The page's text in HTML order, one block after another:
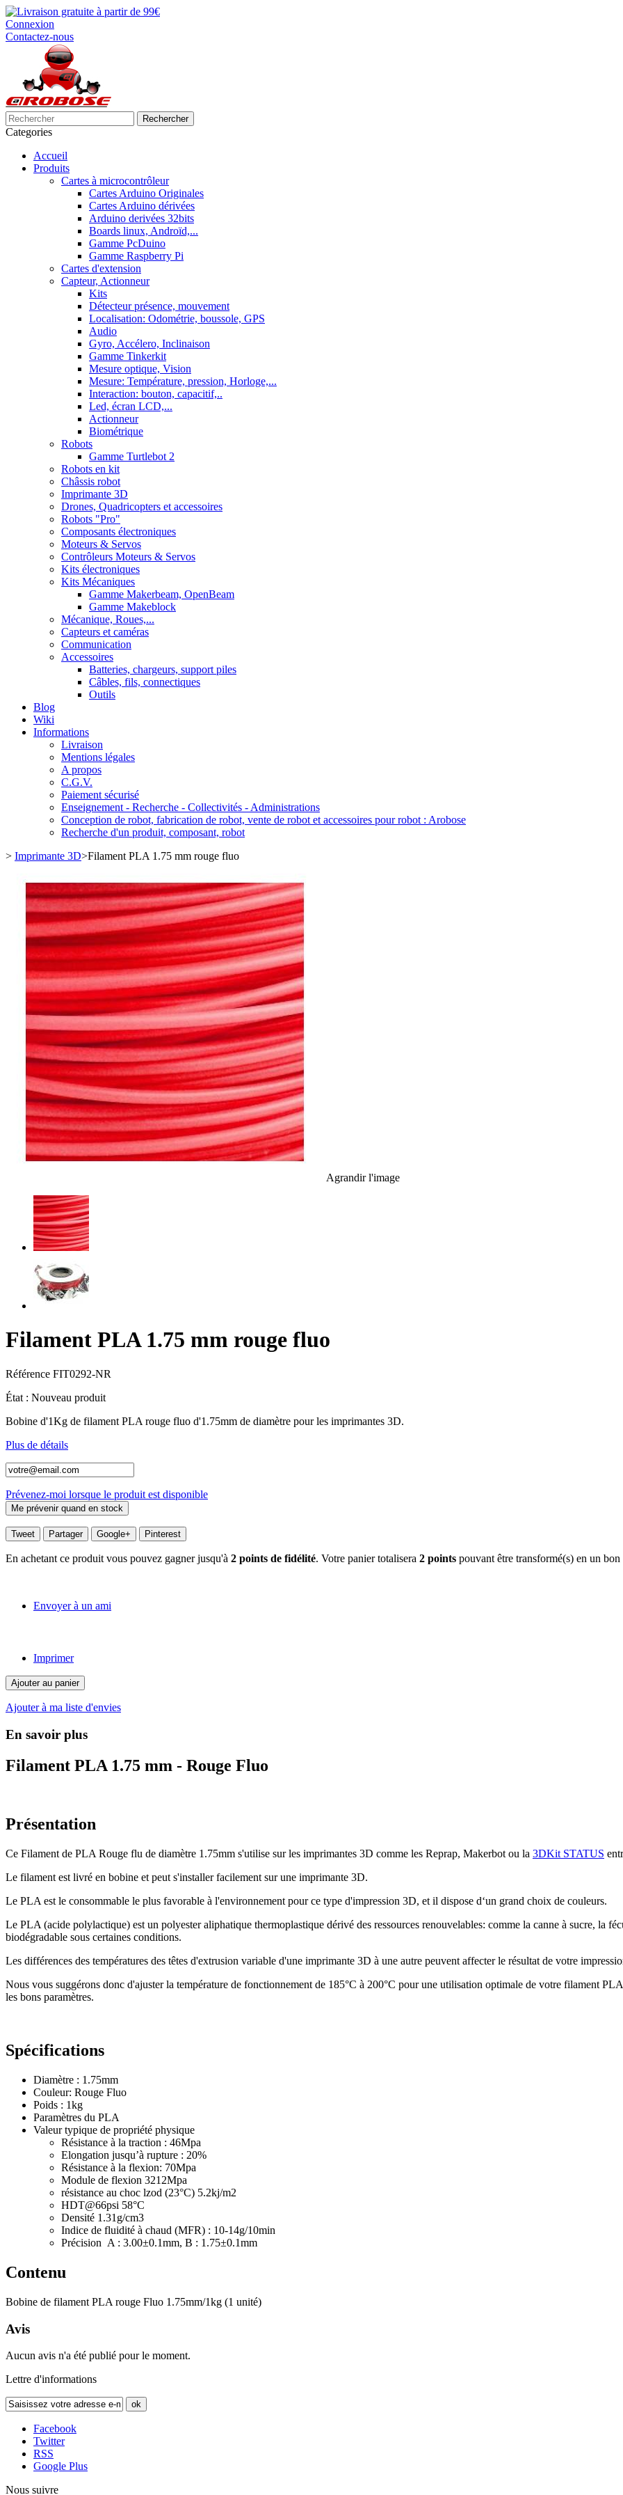
Connexion
Contactez-nous
Rechercher
Categories
Accueil
Produits
Cartes à microcontrôleur
Cartes Arduino Originales
Cartes Arduino dérivées
Arduino derivées 32bits
Boards linux, Androïd,...
Gamme PcDuino
Gamme Raspberry Pi
Cartes d'extension
Capteur, Actionneur
Kits
Détecteur présence, mouvement
Localisation: Odométrie, boussole, GPS
Audio
Gyro, Accélero, Inclinaison
Gamme Tinkerkit
Mesure optique, Vision
Mesure: Température, pression, Horloge,...
Interaction: bouton, capacitif,..
Led, écran LCD,...
Actionneur
Biométrique
Robots
Gamme Turtlebot 2
Robots en kit
Châssis robot
Imprimante 3D
Drones, Quadricopters et accessoires
Robots "Pro"
Composants électroniques
Moteurs & Servos
Contrôleurs Moteurs & Servos
Kits électroniques
Kits Mécaniques
Gamme Makerbeam, OpenBeam
Gamme Makeblock
Mécanique, Roues,...
Capteurs et caméras
Communication
Accessoires
Batteries, chargeurs, support piles
Câbles, fils, connectiques
Outils
Blog
Wiki
Informations
Livraison
Mentions légales
A propos
C.G.V.
Paiement sécurisé
Enseignement - Recherche - Collectivités - Administrations
Conception de robot, fabrication de robot, vente de robot et accessoires pour robot : Arobose
Recherche d'un produit, composant, robot
> Imprimante 3D>Filament PLA 1.75 mm rouge fluo
Agrandir l'image
Filament PLA 1.75 mm rouge fluo
Référence FIT0292-NR
État : Nouveau produit
Bobine d'1Kg de filament PLA rouge fluo d'1.75mm de diamètre pour les imprimantes 3D.
Plus de détails
Prévenez-moi lorsque le produit est disponible
Tweet Partager Google+ Pinterest
En achetant ce produit vous pouvez gagner jusqu'à 2 points de fidélité. Votre panier totalisera 2 points pouvant être transformé(s) en un
Envoyer à un ami
Imprimer
Ajouter au panier
Ajouter à ma liste d'envies
En savoir plus
Filament PLA 1.75 mm - Rouge Fluo
Présentation
Ce Filament de PLA Rouge flu de diamètre 1.75mm s'utilise sur les imprimantes 3D comme les Reprap, Makerbot ou la 3DKit STATUS
Le filament est livré en bobine et peut s'installer facilement sur une imprimante 3D.
Le PLA est le consommable le plus favorable à l'environnement pour ce type d'impression 3D, et il dispose d‘un grand choix de couleurs.
Le PLA (acide polylactique) est un polyester aliphatique thermoplastique dérivé des ressources renouvelables: comme la canne à sucre, la
biodégradable sous certaines conditions.
Les différences des températures des têtes d'extrusion variable d'une imprimante 3D à une autre peuvent affecter le résultat de votre
Nous vous suggérons donc d'ajuster la température de fonctionnement de 185°C à 200°C pour une utilisation optimale de votre filament
les bons paramètres.
Spécifications
Diamètre : 1.75mm
Couleur: Rouge Fluo
Poids : 1kg
Paramètres du PLA
Valeur typique de propriété physique
Résistance à la traction : 46Mpa
Elongation jusqu’à rupture : 20%
Résistance à la flexion: 70Mpa
Module de flexion 3212Mpa
résistance au choc lzod (23°C) 5.2kj/m2
HDT@66psi 58°C
Densité 1.31g/cm3
Indice de fluidité à chaud (MFR) : 10-14g/10min
Précision A : 3.00±0.1mm, B : 1.75±0.1mm
Contenu
Bobine de filament PLA rouge Fluo 1.75mm/1kg (1 unité)
Avis
Aucun avis n'a été publié pour le moment.
Lettre d'informations
ok
Facebook
Twitter
RSS
Google Plus
Nous suivre